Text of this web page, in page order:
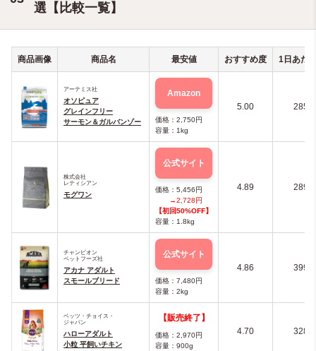
選【比較一覧】
商品画像 商品名 最安値 おすすめ度 1日あた
アーテミス社
オソピュア
グレインフリー
サーモン＆ガルバンゾー
Amazon
価格：2,750円
容量：1kg
5.00 285円
株式会社
レティシアン
モグワン
公式サイト
価格：5,456円
→2,728円
【初回50%OFF】
容量：1.8kg
4.89 289円
チャンピオン
ペットフーズ社
アカナ アダルト
スモールブリード
公式サイト
価格：7,480円
容量：2kg
4.86 399円
ベッツ・チョイス・
ジャパン
ハローアダルト
小粒 平飼いチキン
【販売終了】
価格：2,970円
容量：900g
4.70 328円